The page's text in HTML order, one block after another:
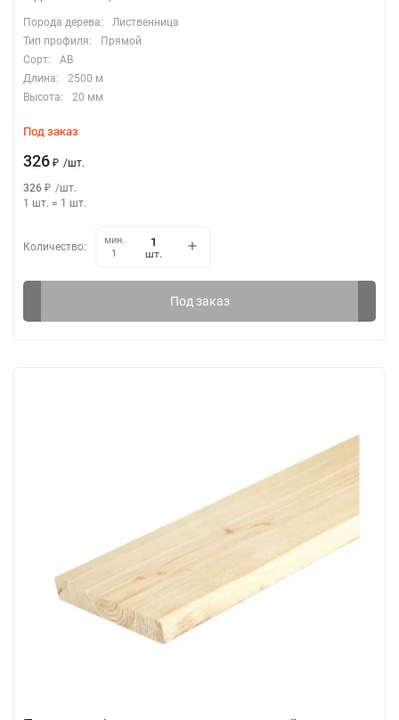
Порода дерева:
Лиственница
Тип профиля:
Прямой
Сорт:
АВ
Длина:
2500 м
Высота:
20 мм
Под заказ
326 ₽ /шт.
326 ₽ /шт.
1 шт. = 1 шт.
Количество:
мин.
1
шт.
Под заказ